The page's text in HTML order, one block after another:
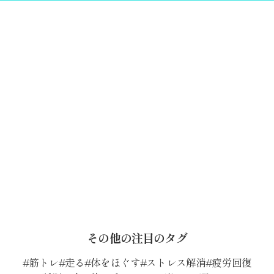
その他の注目のタグ
筋トレ 走る 体をほぐす ストレス解消 疲労回復